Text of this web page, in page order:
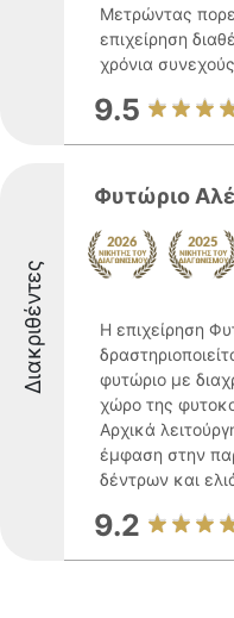
Μετρώντας
επιχείρηση
χρόνια
9.5
Διακριθέντες
Φυτώριο
Η επιχείρηση
φυτώριο με
χώρο της
Αρχικά
έμφαση στην
δέντρων και
9.2